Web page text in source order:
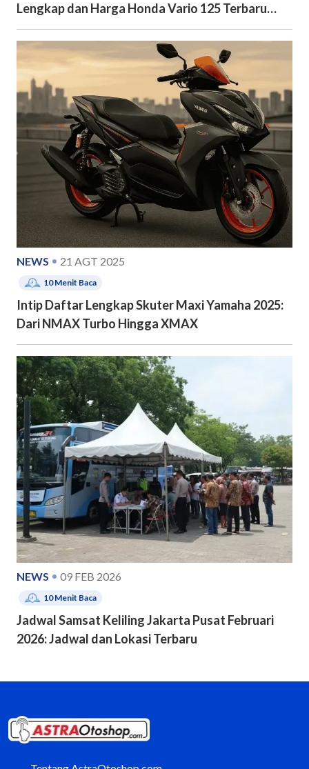
Lengkap dan Harga Honda Vario 125 Terbaru
2026
NEWS 21 AGT 2025
10Menit Baca
Intip Daftar Lengkap Skuter Maxi Yamaha 2025:
Dari NMAX Turbo Hingga XMAX
NEWS 09 FEB 2026
10Menit Baca
Jadwal Samsat Keliling Jakarta Pusat Februari
2026: Jadwal dan Lokasi Terbaru